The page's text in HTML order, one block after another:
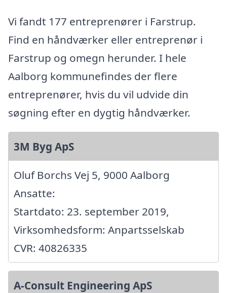
Vi fandt 177 entreprenører i Farstrup.
Find en håndværker eller entreprenør i
Farstrup og omegn herunder. I hele
Aalborg kommunefindes der flere
entreprenører, hvis du vil udvide din
søgning efter en dygtig håndværker.
3M Byg ApS
Oluf Borchs Vej 5, 9000 Aalborg
Ansatte:
Startdato: 23. september 2019,
Virksomhedsform: Anpartsselskab
CVR: 40826335
A-Consult Engineering ApS